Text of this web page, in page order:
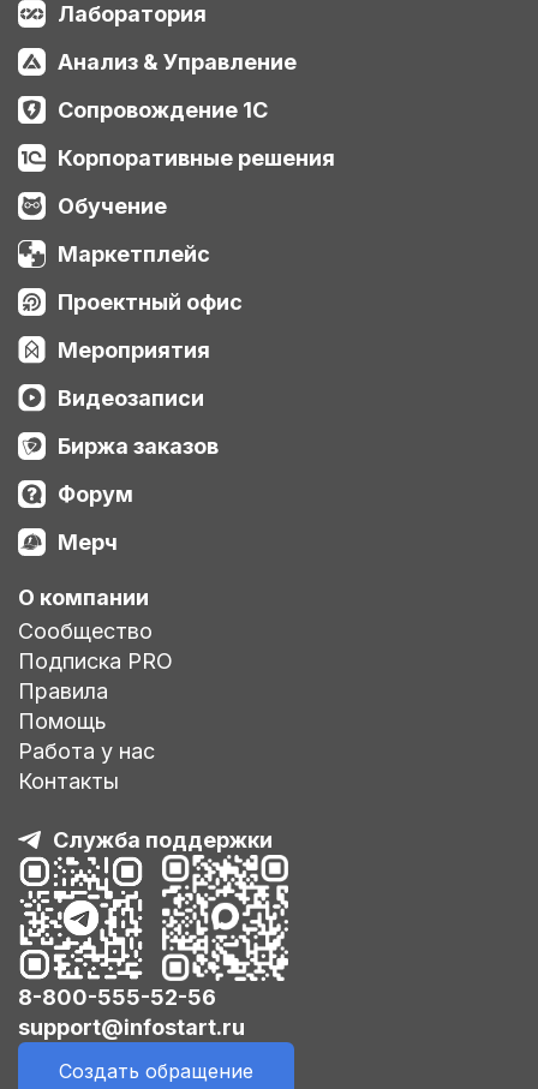
Лаборатория
Анализ & Управление
Сопровождение 1С
Корпоративные решения
Обучение
Маркетплейс
Проектный офис
Мероприятия
Видеозаписи
Биржа заказов
Форум
Мерч
О компании
Сообщество
Подписка PRO
Правила
Помощь
Работа у нас
Контакты
Служба поддержки
8-800-555-52-56
support@infostart.ru
Создать обращение